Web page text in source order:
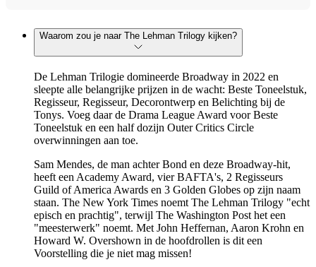
Waarom zou je naar The Lehman Trilogy kijken?
De Lehman Trilogie domineerde Broadway in 2022 en
sleepte alle belangrijke prijzen in de wacht: Beste Toneelstuk,
Regisseur, Regisseur, Decorontwerp en Belichting bij de
Tonys. Voeg daar de Drama League Award voor Beste
Toneelstuk en een half dozijn Outer Critics Circle
overwinningen aan toe.
Sam Mendes, de man achter Bond en deze Broadway-hit,
heeft een Academy Award, vier BAFTA's, 2 Regisseurs
Guild of America Awards en 3 Golden Globes op zijn naam
staan. The New York Times noemt The Lehman Trilogy "echt
episch en prachtig", terwijl The Washington Post het een
"meesterwerk" noemt. Met John Heffernan, Aaron Krohn en
Howard W. Overshown in de hoofdrollen is dit een
Voorstelling die je niet mag missen!